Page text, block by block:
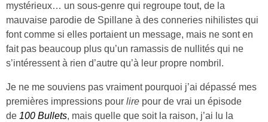
mystérieux… un sous-genre qui regroupe tout, de la
mauvaise parodie de Spillane à des conneries nihilistes qui
font comme si elles portaient un message, mais ne sont en
fait pas beaucoup plus qu’un ramassis de nullités qui ne
s’intéressent à rien d’autre qu’à leur propre nombril.
Je ne me souviens pas vraiment pourquoi j’ai dépassé mes
premières impressions pour lire pour de vrai un épisode
de 100 Bullets, mais quelle que soit la raison, j’ai lu la